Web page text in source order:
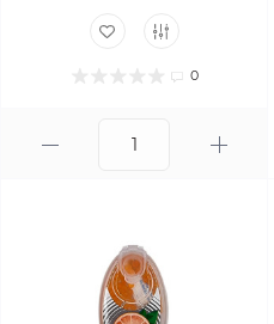
0